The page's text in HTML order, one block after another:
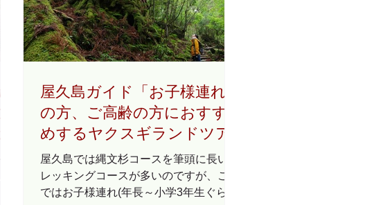
屋久島ガイド「お子様連れ
の方、ご高齢の方におすす
めするヤクスギランドツア
ー・母子杉コース」
屋久島では縄文杉コースを筆頭に長いト
レッキングコースが多いのですが、ここ
ではお子様連れ(年長～小学3年生ぐらい